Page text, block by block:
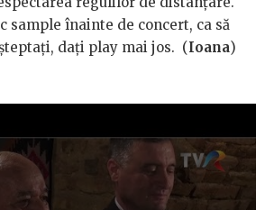
sample înainte de concert, ca să
dați play mai jos. (Ioana)